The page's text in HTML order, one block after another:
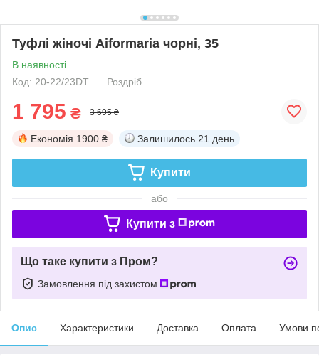
Туфлі жіночі Aiformaria чорні, 35
В наявності
Код: 20-22/23DT
Роздріб
1 795 ₴ 3 695 ₴
Економія 1900 ₴ Залишилось 21 день
Купити
або
Купити з
Що таке купити з Пром?
Замовлення під захистом
Опис Характеристики Доставка Оплата Умови